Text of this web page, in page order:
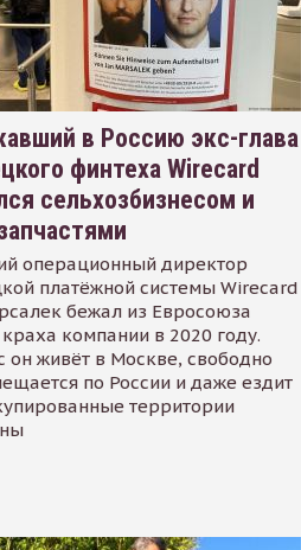
в Россию экс-глава
финтеха Wirecard
сельхозбизнесом и
операционный директор
платёжной системы Wirecard
бежал из Евросоюза
компании в 2020 году.
он живёт в Москве, свободно
по России и даже ездит
территории